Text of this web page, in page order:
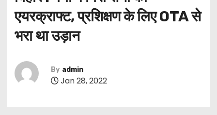
एयरक्राफ्ट, प्रशिक्षण के लिए OTA से
भरा था उड़ान
By admin
Jan 28, 2022